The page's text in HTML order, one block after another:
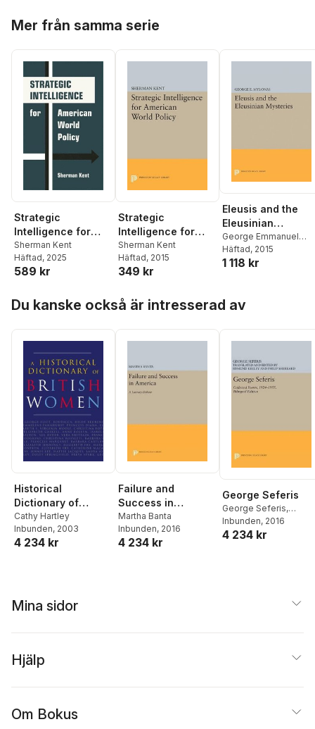
Mer från samma serie
Strategic
Intelligence for
American World
Policy
Sherman Kent
Häftad, 2025
589 kr
Strategic
Intelligence for
American World
Policy
Sherman Kent
Häftad, 2015
349 kr
Eleusis and the
Eleusinian
Mysteries
George Emmanuel
Mylonas
Häftad, 2015
1 118 kr
Du kanske också är intresserad av
Historical
Dictionary of
British Women
Cathy Hartley
Inbunden, 2003
4 234 kr
Failure and
Success in
America
Martha Banta
Inbunden, 2016
4 234 kr
George Seferis
George Seferis,
Edmund Keeley
Inbunden, 2016
4 234 kr
Mina sidor
Hjälp
Om Bokus